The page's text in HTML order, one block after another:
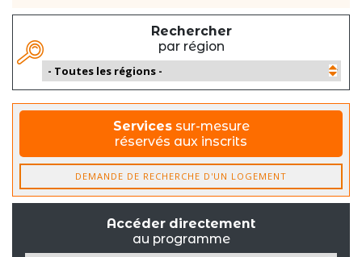
Rechercher
par région
Services sur-mesure
réservés aux inscrits
DEMANDE DE RECHERCHE D'UN LOGEMENT
Accéder directement
au programme